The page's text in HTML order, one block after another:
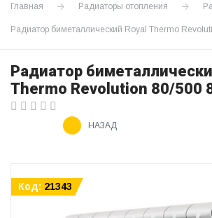
Главная Радиаторы отопления
Радиатор биметаллический Royal Thermo
Радиатор
Thermo Revolution 80/500
НАЗАД
Код: 21343